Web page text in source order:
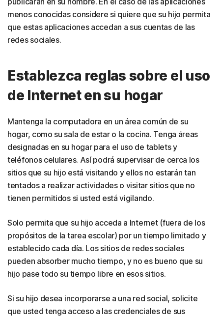
menos conocidas considere si quiere que su hijo permita
que estas aplicaciones accedan a sus cuentas de las
redes sociales.
Establezca reglas sobre el uso
de Internet en su hogar
Mantenga la computadora en un área común de su
hogar, como su sala de estar o la cocina. Tenga áreas
designadas en su hogar para el uso de tablets y
teléfonos celulares. Así podrá supervisar de cerca los
sitios que su hijo está visitando y ellos no estarán tan
tentados a realizar actividades o visitar sitios que no
tienen permitidos si usted está vigilando.
Solo permita que su hijo acceda a Internet (fuera de los
propósitos de la tarea escolar) por un tiempo limitado y
establecido cada día. Los sitios de redes sociales
pueden absorber mucho tiempo, y no es bueno que su
hijo pase todo su tiempo libre en esos sitios.
Si su hijo desea incorporarse a una red social, solicite
que usted tenga acceso a las credenciales de sus